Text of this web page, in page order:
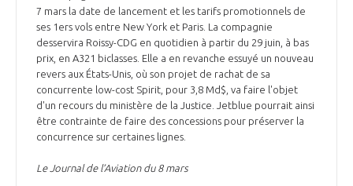
7 mars la date de lancement et les tarifs promotionnels de
ses 1ers vols entre New York et Paris. La compagnie
desservira Roissy-CDG en quotidien à partir du 29 juin, à bas
prix, en A321 biclasses. Elle a en revanche essuyé un nouveau
revers aux États-Unis, où son projet de rachat de sa
concurrente low-cost Spirit, pour 3,8 Md$, va faire l'objet
d'un recours du ministère de la Justice. Jetblue pourrait ainsi
être contrainte de faire des concessions pour préserver la
concurrence sur certaines lignes.
Le Journal de l’Aviation du 8 mars